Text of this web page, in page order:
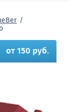
от 150 руб.